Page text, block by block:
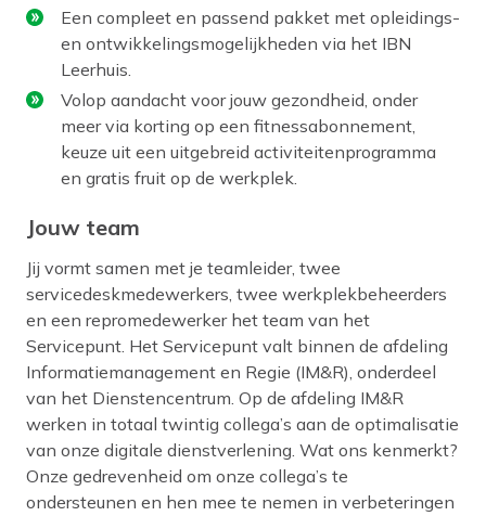
Een compleet en passend pakket met opleidings-
en ontwikkelingsmogelijkheden via het IBN
Leerhuis.
Volop aandacht voor jouw gezondheid, onder
meer via korting op een fitnessabonnement,
keuze uit een uitgebreid activiteitenprogramma
en gratis fruit op de werkplek.
Jouw team
Jij vormt samen met je teamleider, twee
servicedeskmedewerkers, twee werkplekbeheerders
en een repromedewerker het team van het
Servicepunt. Het Servicepunt valt binnen de afdeling
Informatiemanagement en Regie (IM&R), onderdeel
van het Dienstencentrum. Op de afdeling IM&R
werken in totaal twintig collega’s aan de optimalisatie
van onze digitale dienstverlening. Wat ons kenmerkt?
Onze gedrevenheid om onze collega’s te
ondersteunen en hen mee te nemen in verbeteringen